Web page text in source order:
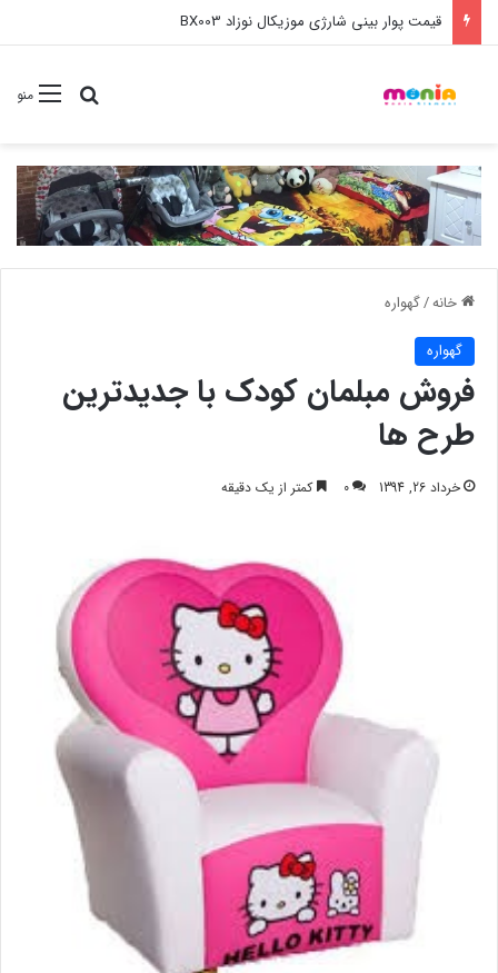
خرید عمده ست مانیکور نوزاد خارجی
منوجستجو
خانه/گهواره
گهواره
فروش مبلمان کودک با جدیدترین
طرح ها
خرداد 26, 1394 0 کمتر از یک دقیقه